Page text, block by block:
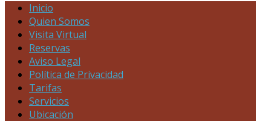
Inicio
Quien Somos
Visita Virtual
Reservas
Aviso Legal
Política de Privacidad
Tarifas
Servicios
Ubicación